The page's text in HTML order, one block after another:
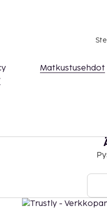
seuraavat paikan
majoituspaikan meille
noin 14 EUR aikuisille
veloiteta lisämaksuja
kata kaikkea. Maksut
ja ne saattavat
tässä
majoituspaikkaan
Matkustusehdot